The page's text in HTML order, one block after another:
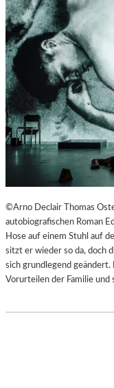
©Arno Declair Thomas
autobiografischen Roman
Hose auf einem Stuhl auf
sitzt er wieder so da, doch
sich grundlegend
Vorurteilen der Familie und